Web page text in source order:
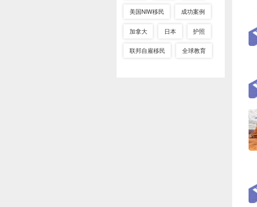
美国NIW移民 成功案例
加拿大 日本 护照
联邦自雇移民 全球教育